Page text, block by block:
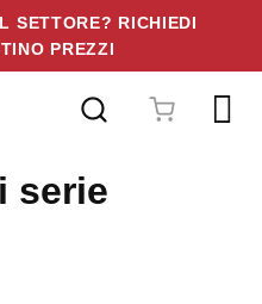
SETTORE? RICHIEDI
PREZZI
serie